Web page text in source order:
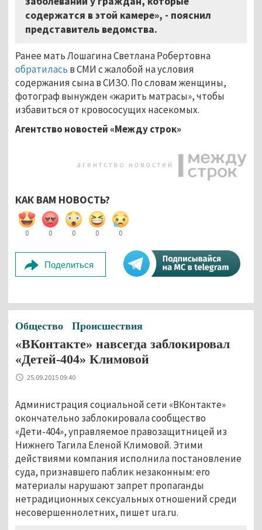
содержатся в этой камере», - пояснил
представитель ведомства.
Ранее мать Лошагина Светлана Робертовна
обратилась в СМИ с жалобой на условия
содержания сына в СИЗО. По словам женщины,
фотограф вынужден «жарить матрасы», чтобы
избавиться от кровососущих насекомых.
Агентство новостей «Между строк»
КАК ВАМ НОВОСТЬ?
0 0 0 0 0
Поделиться
Общество Происшествия
«ВКонтакте» навсегда заблокировал
«Детей-404» Климовой
25.09.2015 09:40
Администрация социальной сети «ВКонтакте»
окончательно заблокировала сообщество
«Дети-404», управляемое правозащитницей из
Нижнего Тагила Еленой Климовой. Этими
действиями компания исполнила постановление
суда, признавшего паблик незаконным: его
материалы нарушают запрет пропаганды
нетрадиционных сексуальных отношений среди
несовершеннолетних, пишет ura.ru.